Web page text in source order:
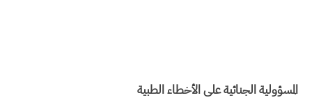
المسؤولیة الجنائیة على الأخطاء الطبیة